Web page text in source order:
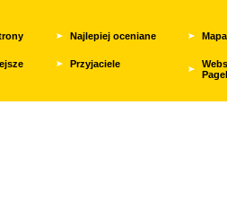
Najlepiej oceniane
Przyjaciele